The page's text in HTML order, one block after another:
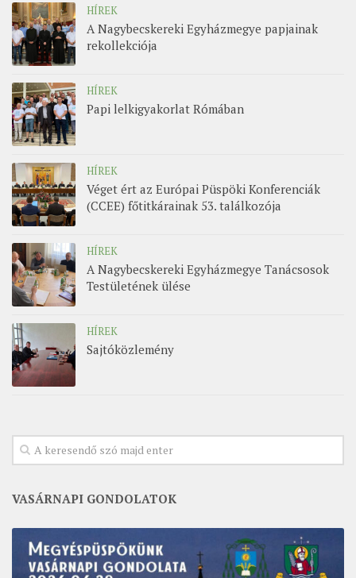
HÍREK
A Nagybecskereki Egyházmegye papjainak
rekollekciója
HÍREK
Papi lelkigyakorlat Rómában
HÍREK
Véget ért az Európai Püspöki Konferenciák
(CCEE) főtitkárainak 53. találkozója
HÍREK
A Nagybecskereki Egyházmegye Tanácsosok
Testületének ülése
HÍREK
Sajtóközlemény
VASÁRNAPI GONDOLATOK